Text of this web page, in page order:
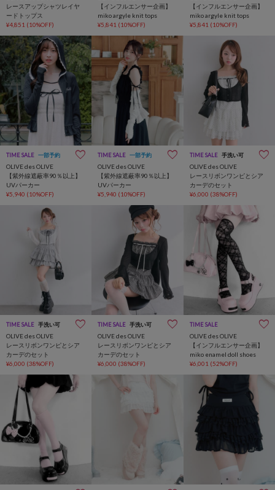
レースアップシャツレイヤ
ードトップス
¥4,851 (10%OFF)
【インフルエンサー企画】
miko argyle knit tops
¥5,841 (10%OFF)
【インフルエンサー企画】
miko argyle knit tops
¥5,841 (10%OFF)
TIME SALE 一部予約
OLIVE des OLIVE
【紫外線遮蔽率90％以上】
UVパーカー
¥5,940 (10%OFF)
TIME SALE 一部予約
OLIVE des OLIVE
【紫外線遮蔽率90％以上】
UVパーカー
¥5,940 (10%OFF)
TIME SALE 手洗い可
OLIVE des OLIVE
レースリボンワンピとシア
カーデのセット
¥6,000 (38%OFF)
TIME SALE 手洗い可
OLIVE des OLIVE
レースリボンワンピとシア
カーデのセット
¥6,000 (38%OFF)
TIME SALE 手洗い可
OLIVE des OLIVE
レースリボンワンピとシア
カーデのセット
¥6,000 (38%OFF)
TIME SALE
OLIVE des OLIVE
【インフルエンサー企画】
miko enamel doll shoes
¥6,001 (52%OFF)